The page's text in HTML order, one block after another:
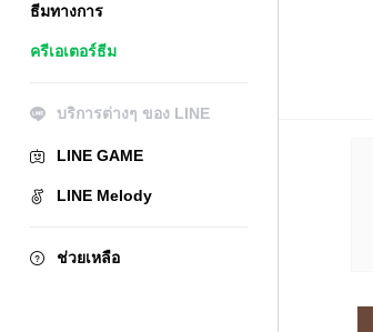
ธีมทางการ
ครีเอเตอร์ธีม
บริการต่างๆ ของ LINE
LINE GAME
LINE Melody
ช่วยเหลือ